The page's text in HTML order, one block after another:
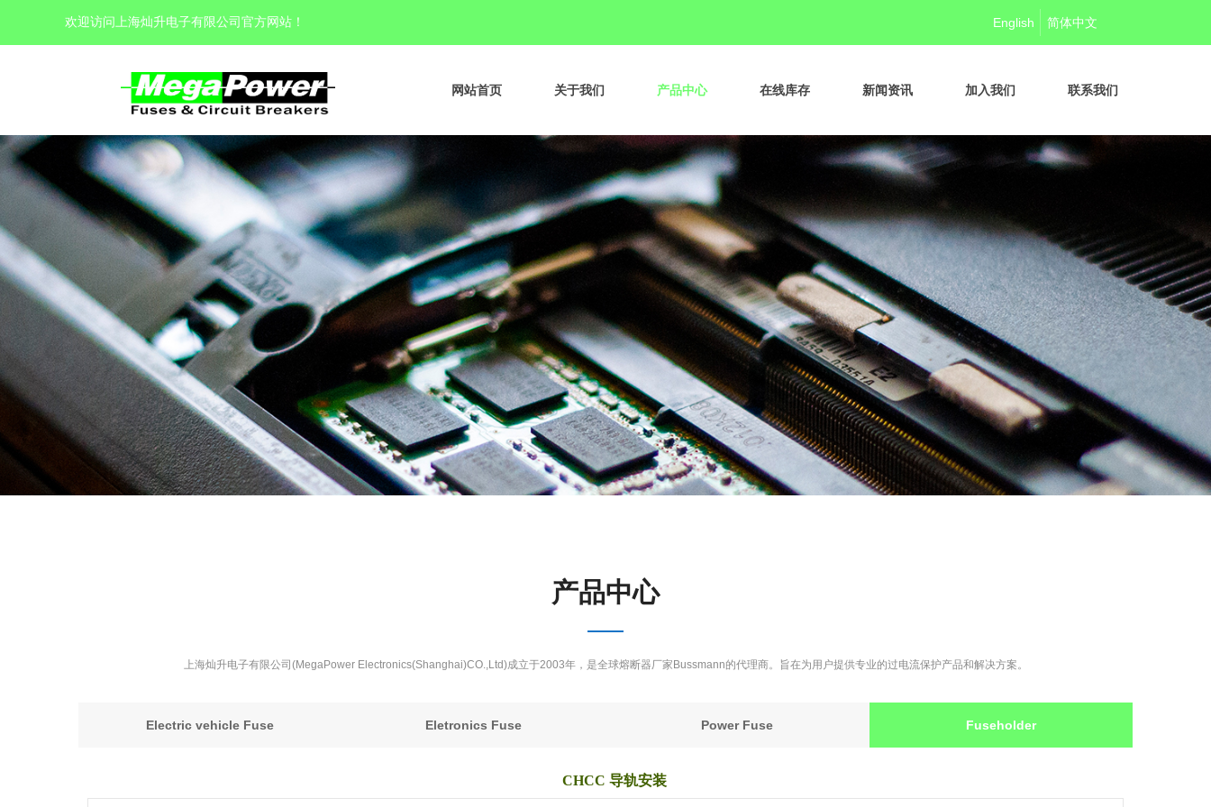
欢迎访问上海灿升电子有限公司官方网站 ！ English 简体中文
网站首页 关于我们 产品中心 在线库存 新闻资讯 加入我们 联系我们
产品中心
上海灿升电子有限公司(MegaPower Electronics(Shanghai)CO.,Ltd)成立于2003年，是全球熔断器厂家Bussmann的代理商。旨在为用户提供专业的过电流保护产品和解决方案。
Electric vehicle Fuse Eletronics Fuse Power Fuse Fuseholder
CHCC 导轨安装